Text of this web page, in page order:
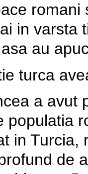
in varsta
au
turca
a avut
populatia
in
de